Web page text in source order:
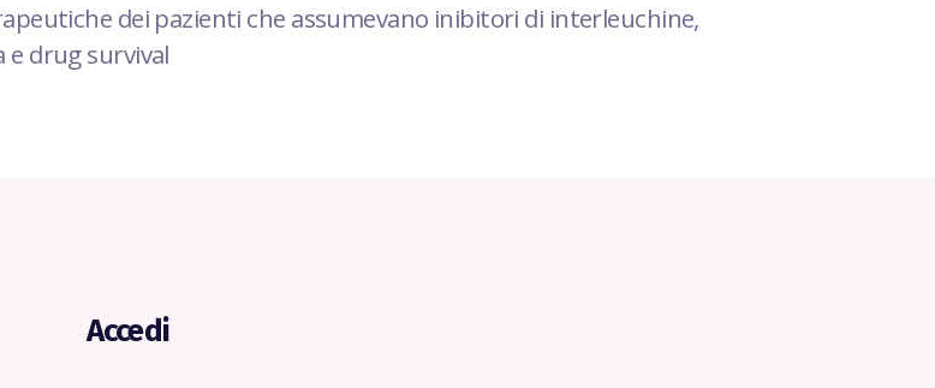
dei pazienti che assumevano inibitori di interleuchine,
drug survival
Accedi